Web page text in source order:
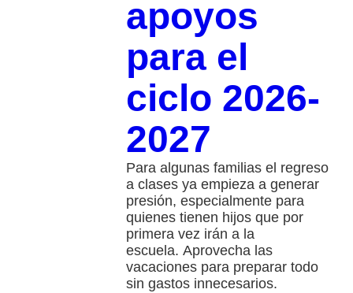
apoyos
para el
ciclo 2026-
2027
Para algunas familias el regreso
a clases ya empieza a generar
presión, especialmente para
quienes tienen hijos que por
primera vez irán a la
escuela. Aprovecha las
vacaciones para preparar todo
sin gastos innecesarios.